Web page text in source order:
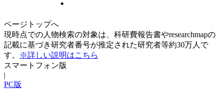
ページトップへ
現時点での人物検索の対象は、科研費報告書やresearchmapの
記載に基づき研究者番号が推定された研究者等約30万人で
す。
※詳しい説明はこちら
スマートフォン版
|
PC版